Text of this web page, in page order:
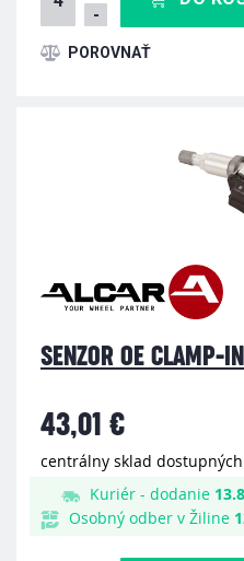
-
SENZOR OE CLAMP-
43,01 €
centrálny sklad dostupných
Kuriér - dodanie
Osobný odber v Žiline